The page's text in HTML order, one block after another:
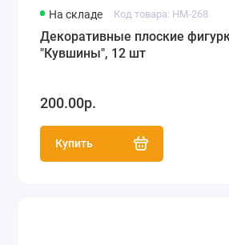
На складе Код товара: HM-268
Декоративные плоские
"Кувшины", 12 шт
200.00р.
Купить